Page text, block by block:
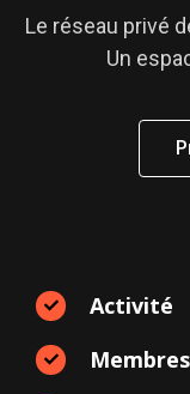
Le réseau privé
Un
Activité
Membres